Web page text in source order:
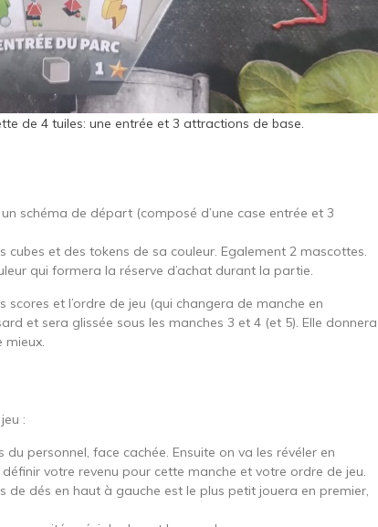
de 4 tuiles: une entrée et 3 attractions de base.
schéma de départ (composé d’une case entrée et 3
cubes et des tokens de sa couleur. Egalement 2 mascottes.
qui formera la réserve d’achat durant la partie.
et l’ordre de jeu (qui changera de manche en
et sera glissée sous les manches 3 et 4 (et 5). Elle donnera
mieux.
:
du personnel, face cachée. Ensuite on va les révéler en
votre revenu pour cette manche et votre ordre de jeu.
de dés en haut à gauche est le plus petit jouera en premier,